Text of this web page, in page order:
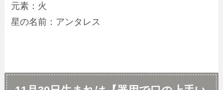
元素：火
星の名前：アンタレス